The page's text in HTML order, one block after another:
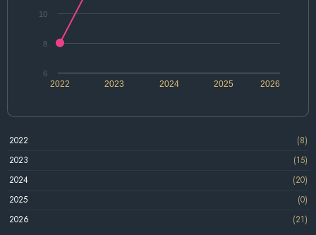
2022 2024 2026
2023 2025
6
8
10
2022
(8)
2023
(15)
2024
(20)
2025
(0)
2026
(21)